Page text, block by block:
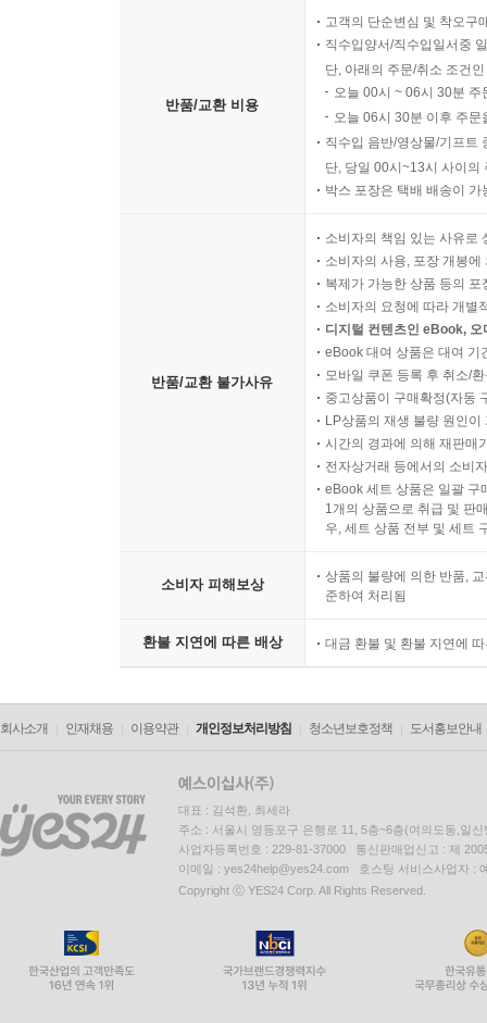
반품/교환 비용
고객의 단순변심 및 착오구
직수입양서/직수입일서중
단, 아래의 주문/취소 조건
오늘 00시 ~ 06시 30분
오늘 06시 30분 이후 주
직수입 음반/영상물/기프트
단, 당일 00시~13시 사이의
박스 포장은 택배 배송이
반품/교환 불가사유
소비자의 책임 있는 사유로
소비자의 사용, 포장 개봉
복제가 가능한 상품 등의
소비자의 요청에 따라 개별
디지털 컨텐츠인 eBook,
eBook 대여 상품은 대여 기
모바일 쿠폰 등록 후 취소/
중고상품이 구매확정(자동
LP상품의 재생 불량 원인
시간의 경과에 의해 재판매
전자상거래 등에서의 소비
eBook 세트 상품은 일괄 구
1개의 상품으로 취급 및 판
우, 세트 상품 전부 및 세트
소비자 피해보상
상품의 불량에 의한 반품,
준하여 처리됨
환불 지연에 따른 배상 대금 환불 및 환불 지연에
회사소개 인재채용 이용약관 개인정보처리방침 청소년보호정책 도서홍보안내
대표 : 김석환, 최세라
주소 : 서울시 영등포구 은행로 11, 5층~6층(여의도동,일신
사업자등록번호 : 229-81-37000 통신판매업신고 : 제
이메일 : yes24help@yes24.com 호스팅 서비스사업자 :
Copyright ⓒ YES24 Corp. All Rights Reserved.